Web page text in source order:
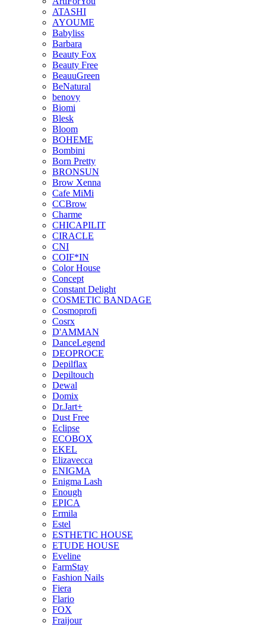
ATASHI
AYOUME
Babyliss
Barbara
Beauty Fox
Beauty Free
BeauuGreen
BeNatural
benovy
Biomi
Blesk
Bloom
BOHEME
Bombini
Born Pretty
BRONSUN
Brow Xenna
Cafe MiMi
CCBrow
Charme
CHICAPILIT
CIRACLE
CNI
COIF*IN
Color House
Concept
Constant Delight
COSMETIC BANDAGE
Cosmoprofi
Cosrx
D'AMMAN
DanceLegend
DEOPROCE
Depilflax
Depiltouch
Dewal
Domix
Dr.Jart+
Dust Free
Eclipse
ECOBOX
EKEL
Elizavecca
ENIGMA
Enigma Lash
Enough
EPICA
Ermila
Estel
ESTHETIC HOUSE
ETUDE HOUSE
Eveline
FarmStay
Fashion Nails
Fiera
Flario
FOX
Fraijour